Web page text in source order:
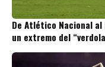
De Atlético Nacional
un extremo del